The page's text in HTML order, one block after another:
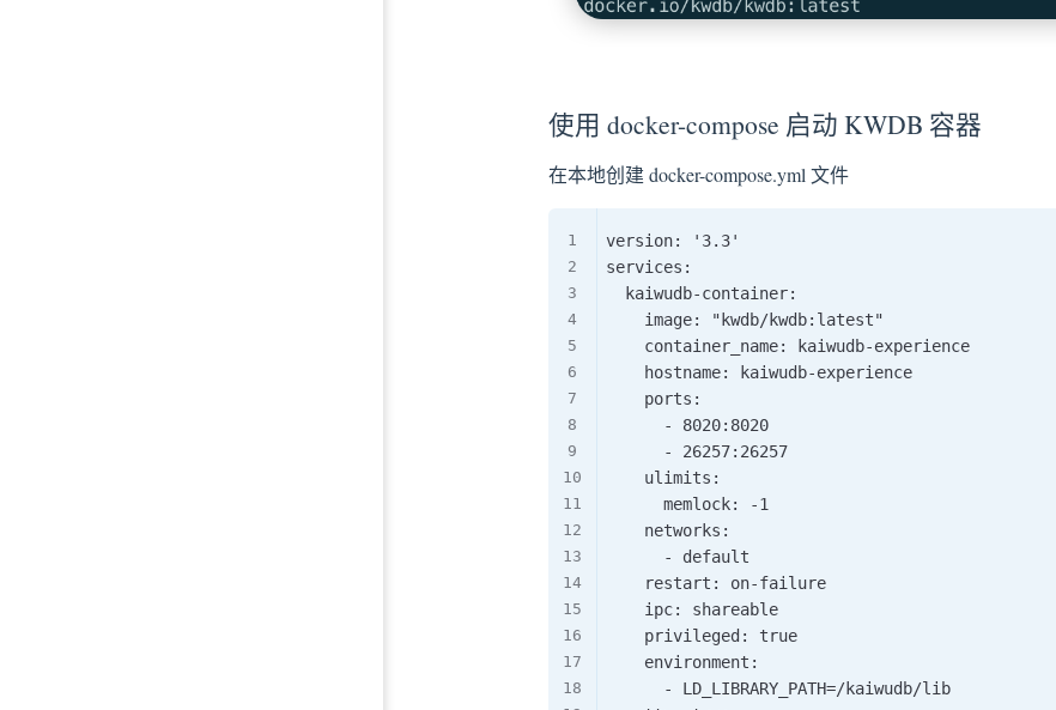
使用 docker-compose 启动 KWDB 容器
在本地创建 docker-compose.yml 文件
version: '3.3'
services:
  kaiwudb-container:
    image: "kwdb/kwdb:latest"
    container_name: kaiwudb-experience
    hostname: kaiwudb-experience
    ports:
      - 8020:8020
      - 26257:26257
    ulimits:
      memlock: -1
    networks:
      - default
    restart: on-failure
    ipc: shareable
    privileged: true
    environment:
      - LD_LIBRARY_PATH=/kaiwudb/lib